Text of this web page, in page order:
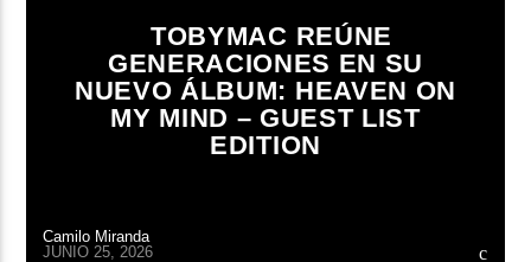
TOBYMAC REÚNE
GENERACIONES EN SU
NUEVO ÁLBUM: HEAVEN ON
MY MIND – GUEST LIST
EDITION
Camilo Miranda
JUNIO 25, 2026